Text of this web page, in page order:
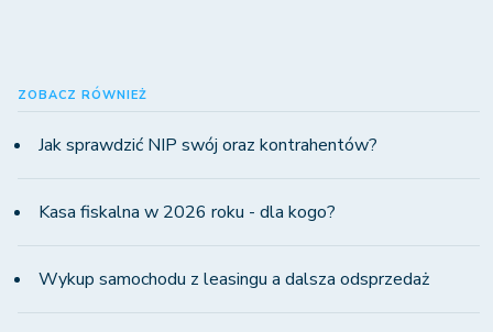
ZOBACZ RÓWNIEŻ
Jak sprawdzić NIP swój oraz kontrahentów?
Kasa fiskalna w 2026 roku - dla kogo?
Wykup samochodu z leasingu a dalsza odsprzedaż